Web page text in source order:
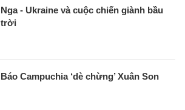
Nga - Ukraine và cuộc chiến giành bầu
trời
Báo Campuchia ‘dè chừng’ Xuân Son